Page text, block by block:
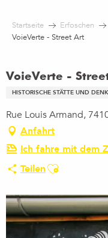
contenu
Startseite Erfoschen
VoieVerte - Street Art
VoieVerte -
HISTORISCHE STÄTTE UND
Rue Louis Armand,
Anfahrt
Ich fahre mit dem
TeilenAjouter aux